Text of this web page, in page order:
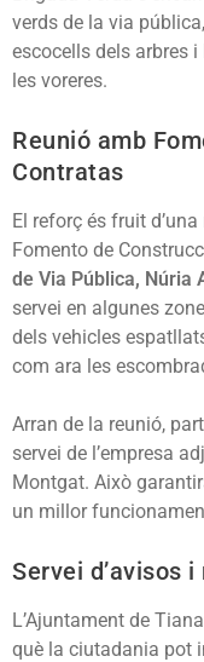
verds de la via
escocells dels arbres
les voreres.
Reunió amb
Contratas
El reforç és fruit
Fomento de
de Via Pública, Núria
servei en algunes
dels vehicles
com ara les
Arran de la reunió,
servei de l’empresa
Montgat. Això
un millor
Servei d’avisos
L’Ajuntament de
què la ciutadania pot